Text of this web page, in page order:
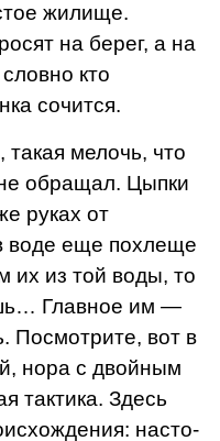
жилище.
на берег, а на
кто
сочится.
мелочь, что
обращал. Цыпки
руках от
воде еще похлеще
их из той воды, то
Главное им —
Пос­мотрите, вот в
нора с двойным
тактика. Здесь
насто­